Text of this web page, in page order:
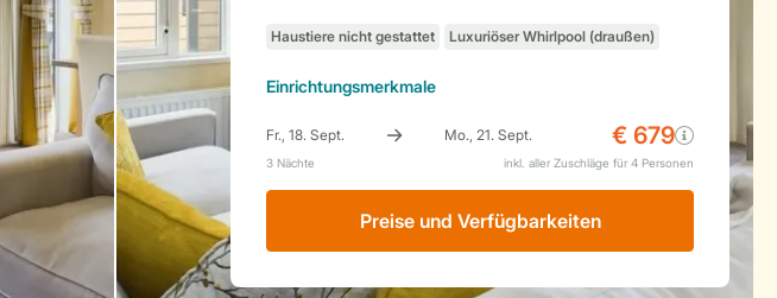
Einrichtungsmerkmale
Preise und Verfügbarkeiten